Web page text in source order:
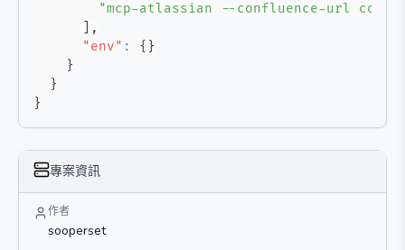
"mcp-atlassian --confluence-url
,
"env" : { }
}
}
}
專案資訊
作者
sooperset